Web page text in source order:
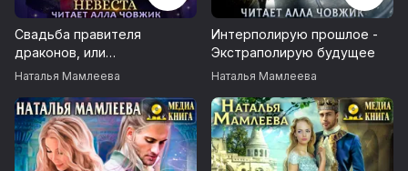
Свадьба правителя
драконов, или
Потусторонняя невеста
Наталья Мамлеева
Интерполирую прошлое -
Экстраполирую будущее
Наталья Мамлеева